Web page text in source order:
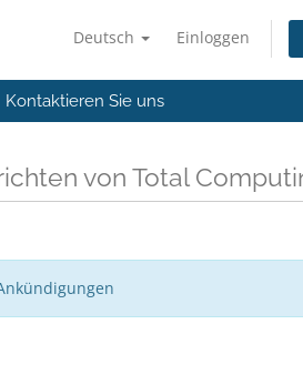
Deutsch Einloggen
Kontaktieren Sie uns
von Total